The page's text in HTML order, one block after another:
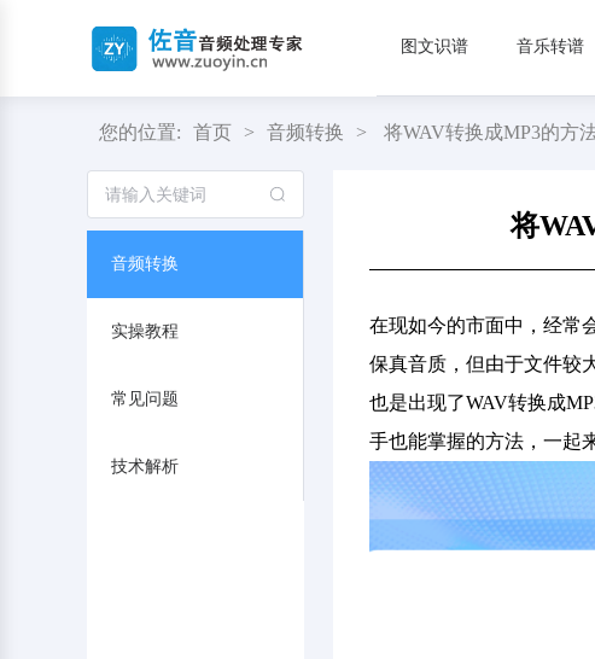
图文识谱 音乐转谱
您的位置: 首页 > 音频转换 > 将WAV转换成MP3的方
音频转换
实操教程
常见问题
技术解析
将
在现如今的市面中，经常
保真音质，但由于文件较
也是出现了WAV转换成
手也能掌握的方法，一起